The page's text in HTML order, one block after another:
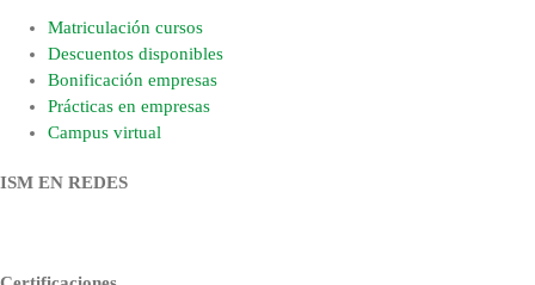
Matriculación cursos
Descuentos disponibles
Bonificación empresas
Prácticas en empresas
Campus virtual
ISM EN REDES